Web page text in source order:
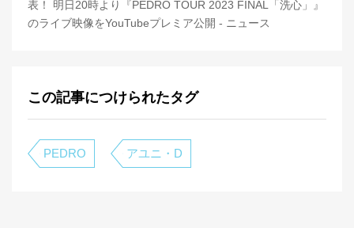
表！ 明日20時より『PEDRO TOUR 2023 FINAL「洗心」』
のライブ映像をYouTubeプレミア公開 - ニュース
この記事につけられたタグ
PEDRO アユニ・D